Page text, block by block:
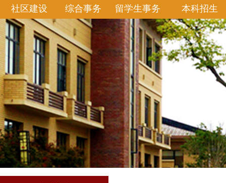
社区建设
综合事务 留学生事务 本科招生